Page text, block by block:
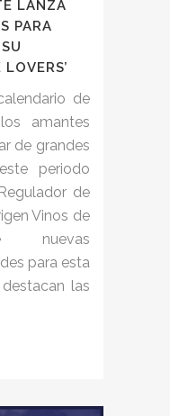
LANZA
PARA
de
amantes
de grandes
periodo
de
Vinos de
nuevas
para esta
las